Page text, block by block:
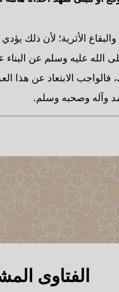
الأثرية؛ لأن ذلك
الله عليه وسلم عن البناء
الابتعاد عن هذا
وآله وصحبه وسلم.
الفتاوى